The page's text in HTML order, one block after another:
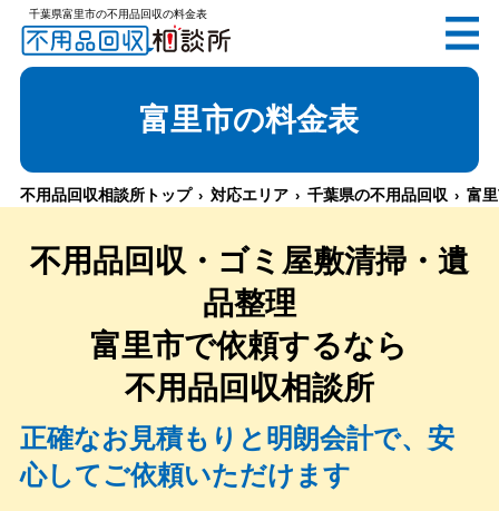
千葉県富里市の不用品回収の料金表
電話で無料お見積り（受付 8:30-17:30）
不用品回収相談所TOP
当社について
富里市の料金表
不用品回収相談所トップ 対応エリア 千葉県の不用品回収 富
不用品回収・ゴミ屋敷清掃・遺
品整理
富里市で依頼するなら
不用品回収相談所
正確なお見積もりと明朗会計で、安
心してご依頼いただけます